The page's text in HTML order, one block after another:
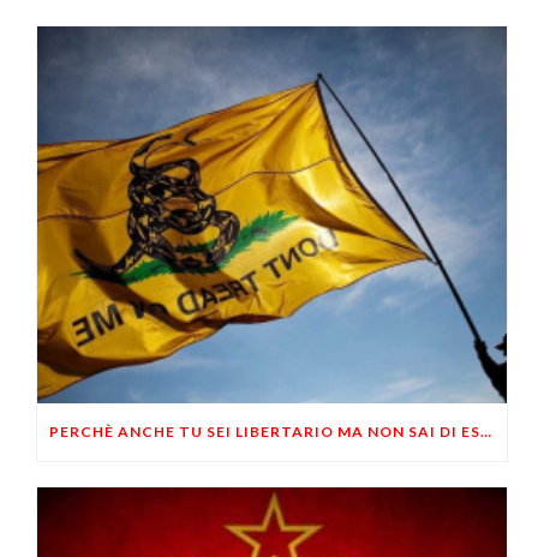
PERCHÈ ANCHE TU SEI LIBERTARIO MA NON SAI DI ESSERLO